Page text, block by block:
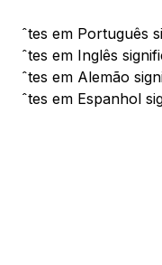
ˆtes em Português
ˆtes em Inglês
ˆtes em Alemão
ˆtes em Espanhol